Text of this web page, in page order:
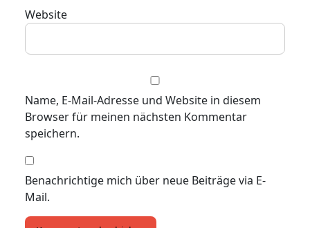
Website
Name, E-Mail-Adresse und Website in diesem
Browser für meinen nächsten Kommentar
speichern.
Benachrichtige mich über neue Beiträge via E-
Mail.